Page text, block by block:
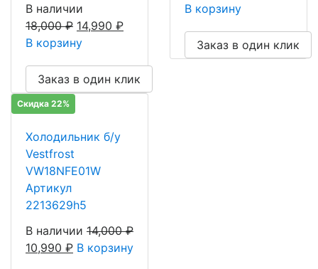
В наличии
18,000₽ 14,990 ₽
В корзину
Заказ в один клик
В корзину
Заказ в один клик
Скидка 22%
Холодильник б/у
Vestfrost
VW18NFE01W
Артикул
2213629h5
В наличии 14,000₽
10,990 ₽ В корзину